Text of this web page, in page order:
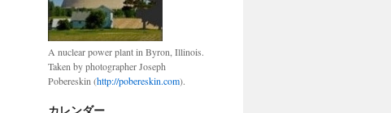
A nuclear power plant in Byron, Illinois.
Taken by photographer Joseph
Pobereskin (http://pobereskin.com).
カレンダー